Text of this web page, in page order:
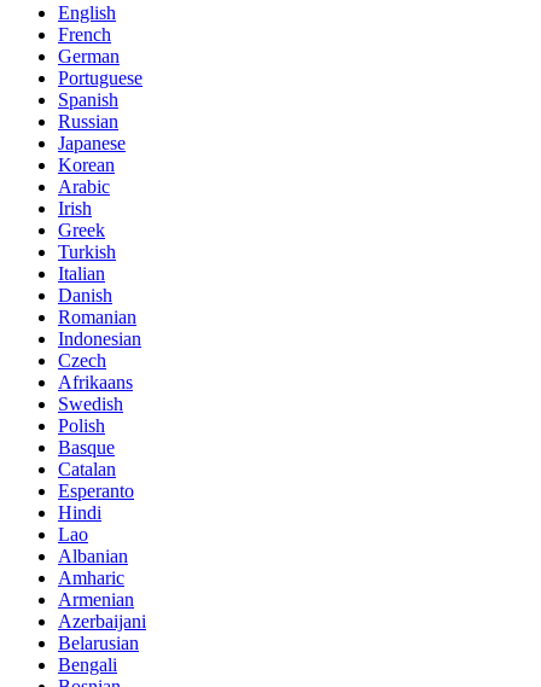
English
French
German
Portuguese
Spanish
Russian
Japanese
Korean
Arabic
Irish
Greek
Turkish
Italian
Danish
Romanian
Indonesian
Czech
Afrikaans
Swedish
Polish
Basque
Catalan
Esperanto
Hindi
Lao
Albanian
Amharic
Armenian
Azerbaijani
Belarusian
Bengali